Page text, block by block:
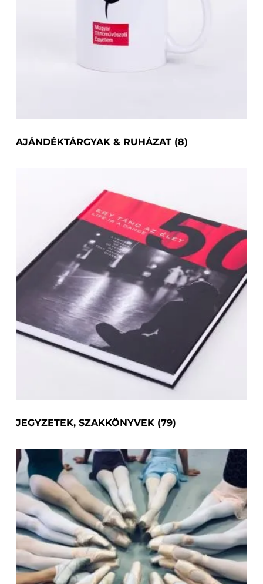
AJÁNDÉKTÁRGYAK & RUHÁZAT (8)
JEGYZETEK, SZAKKÖNYVEK (79)